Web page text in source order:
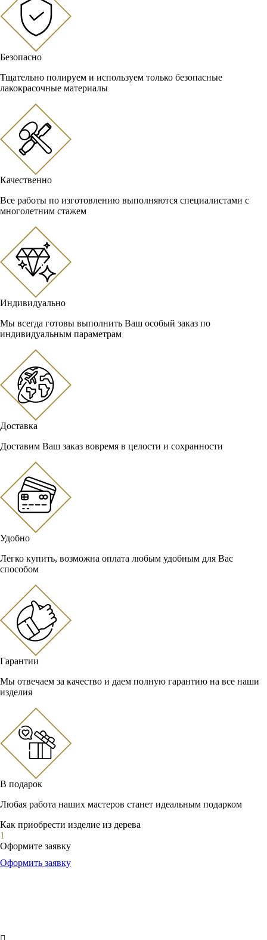
Безопасно
Тщательно полируем и используем только безопасные
лакокрасочные материалы
Качественно
Все работы по изготовлению выполняются специалистами с
многолетним стажем
Индивидуально
Мы всегда готовы выполнить Ваш особый заказ по
индивидуальным параметрам
Доставка
Доставим Ваш заказ вовремя в целости и сохранности
Удобно
Легко купить, возможна оплата любым удобным для Вас
способом
Гарантии
Мы отвечаем за качество и даем полную гарантию на все наши
изделия
В подарок
Любая работа наших мастеров станет идеальным подарком
Как приобрести изделие из дерева
1
Оформите заявку
Оформить заявку